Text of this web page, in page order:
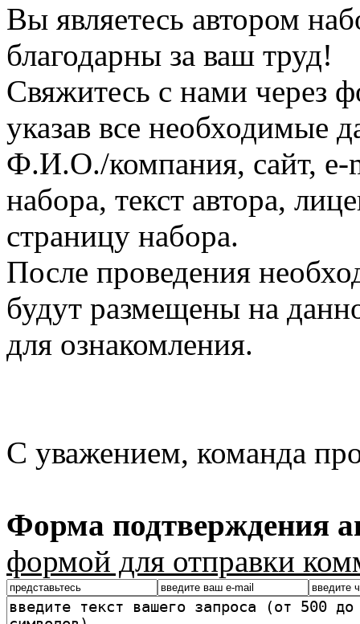
Вы являетесь автором
благодарны за ваш труд!
Свяжитесь с нами через
указав все необходимые
Ф.И.О./компания, сайт, e-
набора, текст автора,
страницу набора.
После проведения
будут размещены на
для ознакомления.
С уважением, команда
Форма подтверждения
формой для отправки